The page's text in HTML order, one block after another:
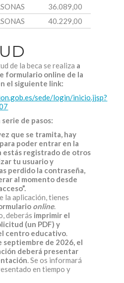
36.089,00
40.229,00
de la beca se realiza a
formulario online de la
el siguiente link:
sede/login/inicio.jjsp?
de pasos:
que se tramita, hay
poder entrar en la
estás registrado de otros
tu usuario y
perdido la contraseña,
al momento desde
la aplicación, tienes
online.
deberás imprimir el
(un PDF) y
centro educativo.
septiembre de 2026, el
deberá presentar
. Se os informará
en tiempo y